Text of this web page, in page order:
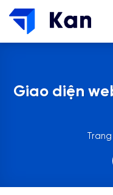
Bỏ
qua
nội
Giao diện